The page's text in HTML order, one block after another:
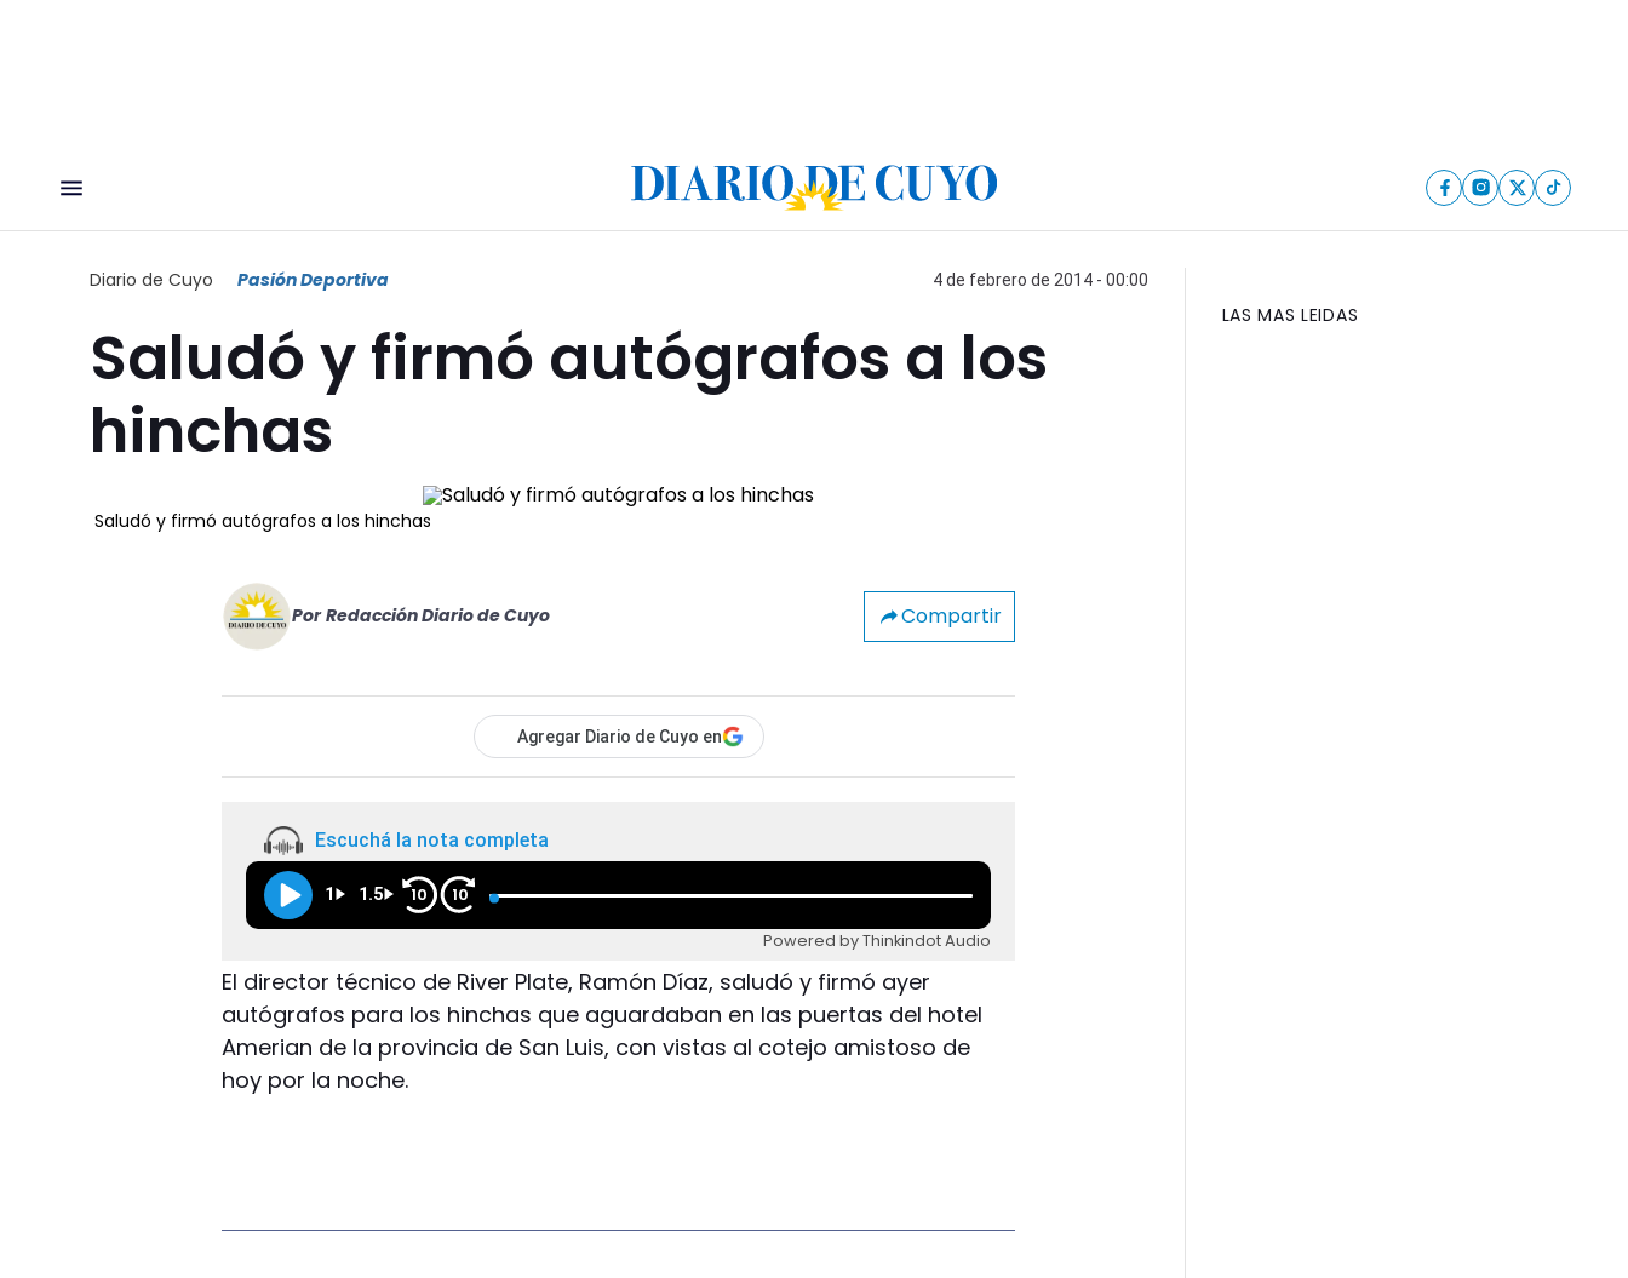
Diario de Cuyo Pasión Deportiva 4 de febrero de 2014 - 00:00
Saludó y firmó autógrafos a los
hinchas
Saludó y firmó autógrafos a los hinchas
Por Redacción Diario de Cuyo Compartir
Agregar Diario de Cuyo en
Escuchá la nota completa
1 1.5 10 10
Powered by Thinkindot Audio
El director técnico de River Plate, Ramón Díaz, saludó y firmó ayer
autógrafos para los hinchas que aguardaban en las puertas del hotel
Amerian de la provincia de San Luis, con vistas al cotejo amistoso de
hoy por la noche.
LAS MAS LEIDAS